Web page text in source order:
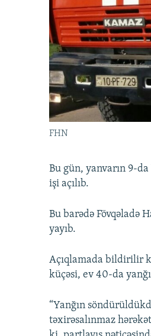
İNFOQRAFIKA
KARIKATURA
AZƏRBAYCAN ƏDƏBIYYATI KITABXANASI
İSLAM VƏ DEMOKRATIYA
İZ - MƏDƏNIYYƏT PROQRAMI
MISSIYAMIZ
PEŞƏ ETIKASI VƏ JURNALISTIKA
STANDARTLARIMIZ
MATERIALLARIMIZDAN ISTIFADƏ
AZADLIQRADIOSU MOBIL
BIZIMLƏ ƏLAQƏ
FHN
Bu gün, yanvarın 9-
işi açılıb.
Bu barədə Fövqəladə
yayıb.
Açıqlamada bildirilir
küçəsi, ev 40-da
“Yanğın
təxirəsalınmaz